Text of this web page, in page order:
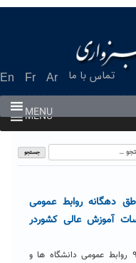
En Fr Ar تماس با ما
MENU
MENU
دهگانه روابط عمومی
آموزش عالی کشوردر
با هماهنگی دبیرخانه منطقه ۹ روابط عمومی دانشگاه ها و